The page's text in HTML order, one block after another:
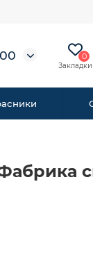
0